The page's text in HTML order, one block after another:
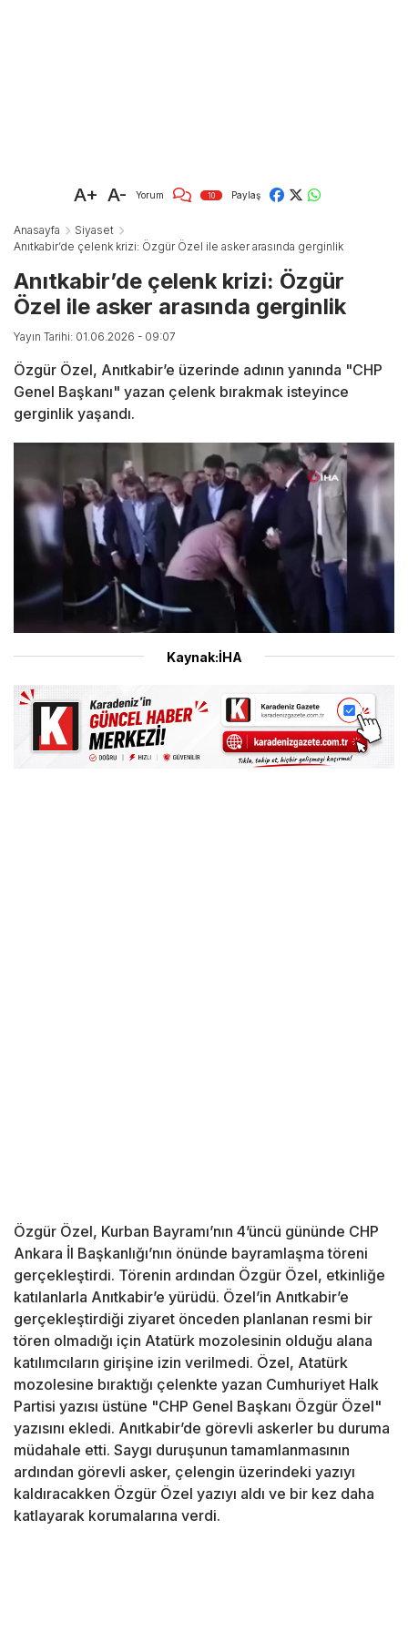
A+ A- Yorum 10 Paylaş
Anasayfa
Siyaset
Anıtkabir’de çelenk krizi: Özgür Özel ile asker arasında gerginlik
Anıtkabir’de çelenk krizi: Özgür
Özel ile asker arasında gerginlik
Yayın Tarihi: 01.06.2026 - 09:07
Özgür Özel, Anıtkabir’e üzerinde adının yanında "CHP
Genel Başkanı" yazan çelenk bırakmak isteyince
gerginlik yaşandı.
Kaynak:İHA
Özgür Özel, Kurban Bayramı’nın 4’üncü gününde CHP
Ankara İl Başkanlığı’nın önünde bayramlaşma töreni
gerçekleştirdi. Törenin ardından Özgür Özel, etkinliğe
katılanlarla Anıtkabir’e yürüdü. Özel’in Anıtkabir’e
gerçekleştirdiği ziyaret önceden planlanan resmi bir
tören olmadığı için Atatürk mozolesinin olduğu alana
katılımcıların girişine izin verilmedi. Özel, Atatürk
mozolesine bıraktığı çelenkte yazan Cumhuriyet Halk
Partisi yazısı üstüne "CHP Genel Başkanı Özgür Özel"
yazısını ekledi. Anıtkabir’de görevli askerler bu duruma
müdahale etti. Saygı duruşunun tamamlanmasının
ardından görevli asker, çelengin üzerindeki yazıyı
kaldıracakken Özgür Özel yazıyı aldı ve bir kez daha
katlayarak korumalarına verdi.